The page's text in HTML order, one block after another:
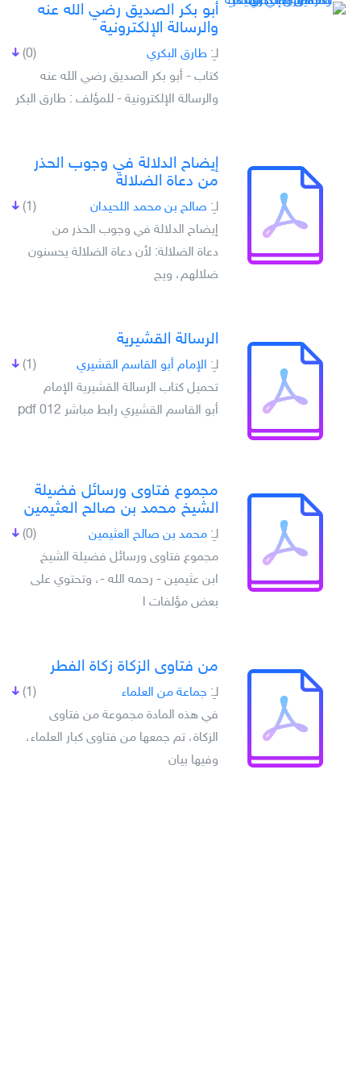
أبو بكر الصديق رضي الله عنه
والرسالة الإلكترونية
(0) لـِ: طارق البكري
كتاب - أبو بكر الصديق رضي الله عنه
والرسالة الإلكترونية - للمؤلف : طارق البكر
إيضاح الدلالة في وجوب الحذر
من دعاة الضلالة
(1) لـِ: صالح بن محمد اللحيدان
إيضاح الدلالة في وجوب الحذر من
دعاة الضلالة: لأن دعاة الضلالة يحسنون
ضلالهم، ويج
الرسالة القشيرية
(1) لـِ: الإمام أبو القاسم القشيري
تحميل كتاب الرسالة القشيرية الإمام
أبو القاسم القشيري رابط مباشر pdf 012
مجموع فتاوى ورسائل فضيلة
الشيخ محمد بن صالح العثيمين
(0) لـِ: محمد بن صالح العثيمين
مجموع فتاوى ورسائل فضيلة الشيخ
ابن عثيمين - رحمه الله -، وتحتوي على
بعض مؤلفات ا
من فتاوى الزكاة زكاة الفطر
(1) لـِ: جماعة من العلماء
في هذه المادة مجموعة من فتاوى
الزكاة، تم جمعها من فتاوى كبار العلماء،
وفيها بيان